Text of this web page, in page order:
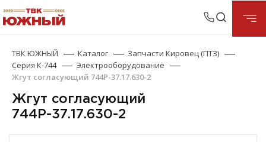
ТВК ЮЖНЫЙ Каталог
Запчасти Кировец (ПТЗ)
Серия К-744
Электрооборудование
Жгут согласующий 744Р-37.17.630-2
Жгут согласующий
744Р-37.17.630-2